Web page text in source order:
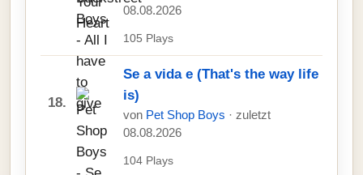
08.08.2026
105 Plays
18.
Se a vida e (That's the way life
is)
von Pet Shop Boys · zuletzt
08.08.2026
104 Plays